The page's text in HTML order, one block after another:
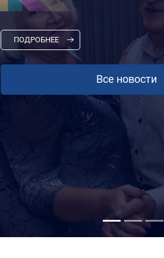
ПОДРОБНЕЕ
Все новости